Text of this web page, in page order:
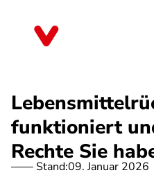
funktioniert
Rechte Sie
Stand:09. Januar 2026